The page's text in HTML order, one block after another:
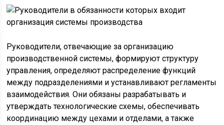
Руководители, отвечающие за организацию
производственной системы, формируют структуру
управления, определяют распределение функций
между подразделениями и устанавливают регламенты
взаимодействия. Они обязаны разрабатывать и
утверждать технологические схемы, обеспечивать
координацию между цехами и отделами, а также